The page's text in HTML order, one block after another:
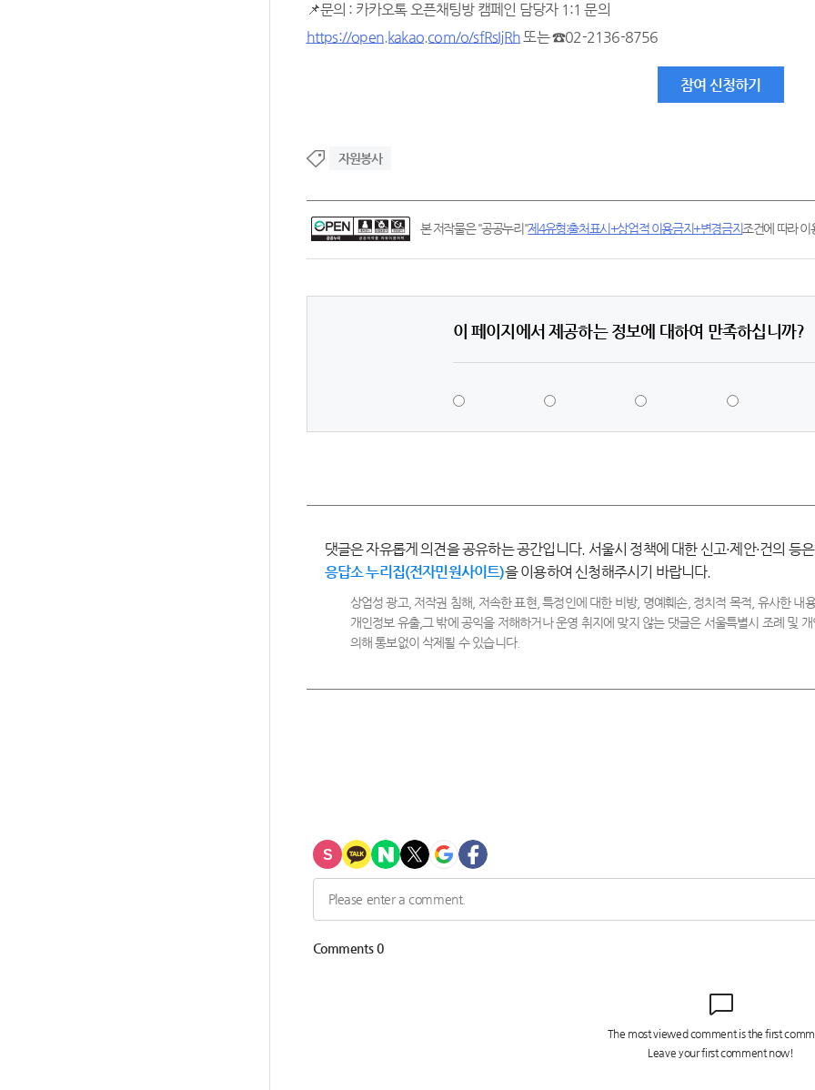
📌문의 : 카카오톡 오픈채팅방 캠페인 담당자 1:1 문의
https://open.kakao.com/o/sfRsIjRh또는 ☎02-2136-8756
참여 신청하기
자원봉사
본 저작물은 "공공누리"제4유형:출처표시+상업적 이용금지+변경금지조건에 따라 이
이 페이지에서 제공하는 정보에 대하여 만족하십니까?
댓글은 자유롭게 의견을 공유하는 공간입니다. 서울시 정책에 대한 신고·제안·건의 등은
응답소 누리집(전자민원사이트)을 이용하여 신청해주시기 바랍니다.
상업성 광고, 저작권 침해, 저속한 표현, 특정인에 대한 비방, 명예훼손, 정치적 목적, 유사한 내
개인정보 유출,그 밖에 공익을 저해하거나 운영 취지에 맞지 않는 댓글은 서울특별시 조례 및 개
의해 통보없이 삭제될 수 있습니다.